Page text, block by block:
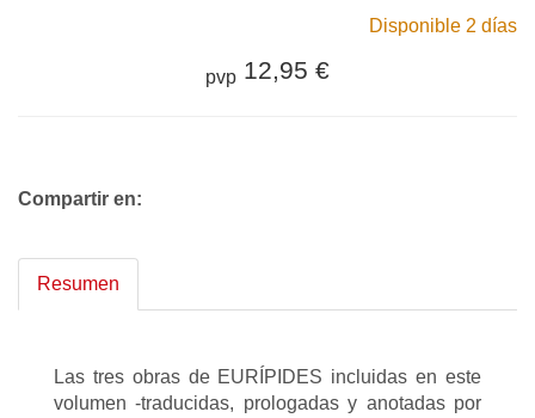
Disponible 2 días
pvp 12,95 €
Compartir en:
Resumen
Las tres obras de EURÍPIDES incluidas en este
volumen -traducidas, prologadas y anotadas por